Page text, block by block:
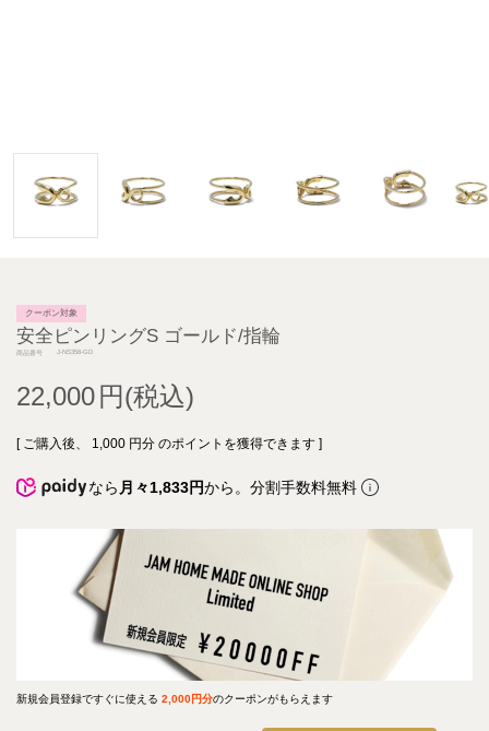
クーポン対象
安全ピンリングS ゴールド/指輪
商品番号 J-NS358-GD
22,000
[ ご購入後、 1,000 円分 のポイントを獲得できます ]
なら 月々1,833円から。分割手数料無料
新規会員登録ですぐに使える 2,000円分のクーポンがもらえます